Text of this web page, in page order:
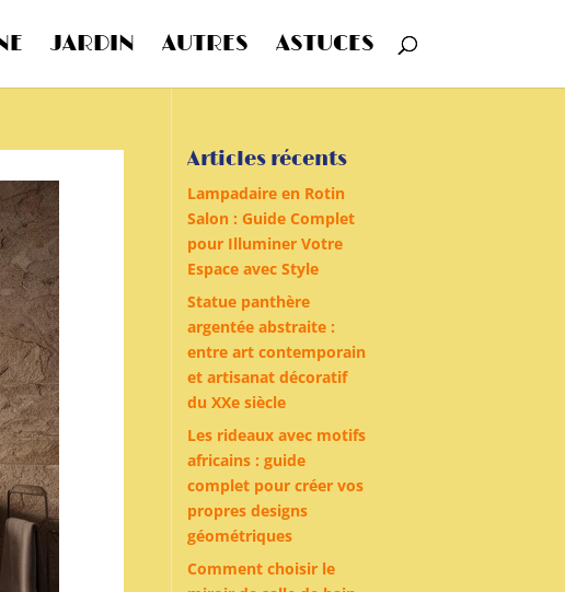
JARDIN AUTRES ASTUCES
Articles récents
Lampadaire en Rotin
Salon : Guide Complet
pour Illuminer Votre
Espace avec Style
Statue panthère
argentée abstraite :
entre art contemporain
et artisanat décoratif
du XXe siècle
Les rideaux avec motifs
africains : guide
complet pour créer vos
propres designs
géométriques
Comment choisir le